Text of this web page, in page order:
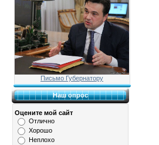
Письмо Губернатору
Наш опрос
Оцените мой сайт
Отлично
Хорошо
Неплохо